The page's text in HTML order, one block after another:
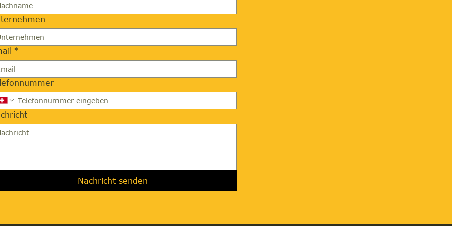
*
Nachricht senden